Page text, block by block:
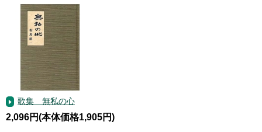
歌集 無私の心
2,096円(本体価格1,905円)